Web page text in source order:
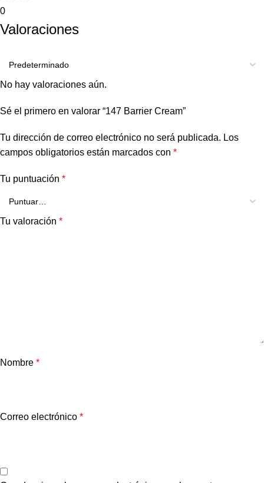
0
Valoraciones
No hay valoraciones aún.
Sé el primero en valorar “147 Barrier Cream”
Tu dirección de correo electrónico no será publicada. Los
campos obligatorios están marcados con *
Tu puntuación *
Tu valoración *
Nombre *
Correo electrónico *